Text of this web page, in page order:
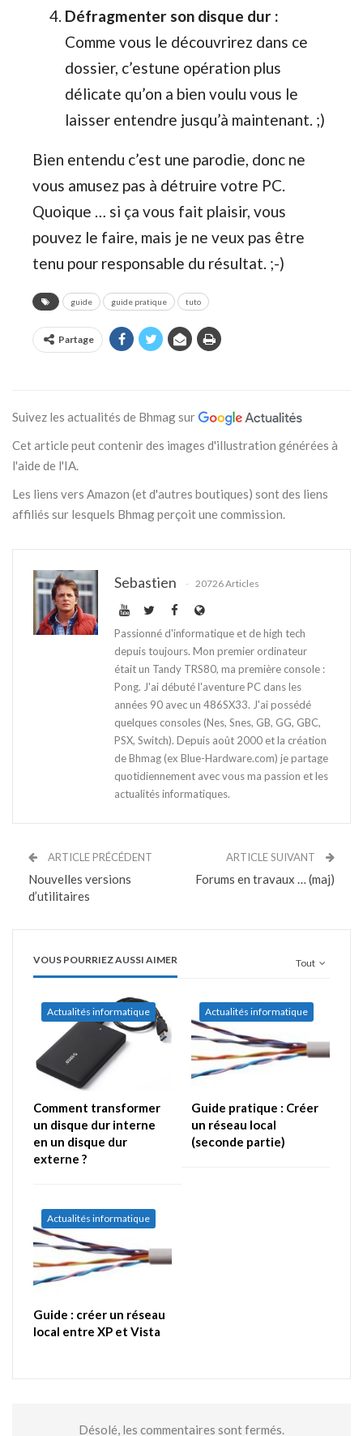
Défragmenter son disque dur :
Comme vous le découvrirez dans ce
dossier, c’estune opération plus
délicate qu’on a bien voulu vous le
laisser entendre jusqu’à maintenant. ;)
Bien entendu c’est une parodie, donc ne
vous amusez pas à détruire votre PC.
Quoique … si ça vous fait plaisir, vous
pouvez le faire, mais je ne veux pas être
tenu pour responsable du résultat. ;-)
guide guide pratique tuto
Partage
Suivez les actualités de Bhmag sur
Cet article peut contenir des images d'illustration générées à
l'aide de l'IA.
Les liens vers Amazon (et d'autres boutiques) sont des liens
affiliés sur lesquels Bhmag perçoit une commission.
Sebastien 20726 Articles
Passionné d'informatique et de high tech
depuis toujours. Mon premier ordinateur
était un Tandy TRS80, ma première console :
Pong. J'ai débuté l'aventure PC dans les
années 90 avec un 486SX33. J'ai possédé
quelques consoles (Nes, Snes, GB, GG, GBC,
PSX, Switch). Depuis août 2000 et la création
de Bhmag (ex Blue-Hardware.com) je partage
quotidiennement avec vous ma passion et les
actualités informatiques.
ARTICLE PRÉCÉDENT
Nouvelles versions
d’utilitaires
ARTICLE SUIVANT
Forums en travaux … (maj)
Tout
VOUS POURRIEZ AUSSI AIMER
Actualités informatique
Comment transformer
un disque dur interne
en un disque dur
externe ?
Actualités informatique
Guide pratique : Créer
un réseau local
(seconde partie)
Actualités informatique
Guide : créer un réseau
local entre XP et Vista
Désolé, les commentaires sont fermés.